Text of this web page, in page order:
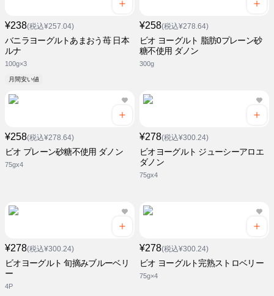
¥238(税込¥257.04)
バニラヨーグルトあまおう苺 日本
ルナ
100g×3
月間安い値
¥258(税込¥278.64)
ビオ ヨーグルト 脂肪0プレーン砂
糖不使用 ダノン
300g
¥258(税込¥278.64)
ビオ プレーン砂糖不使用 ダノン
75gx4
¥278(税込¥300.24)
ビオヨーグルト ジューシーアロエ
ダノン
75gx4
¥278(税込¥300.24)
ビオヨーグルト 旬摘みブルーベリ
ー
4P
¥278(税込¥300.24)
ビオ ヨーグルト完熟ストロベリー
75g×4